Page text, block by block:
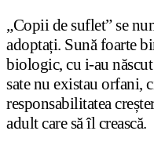
„Copii de suflet” se
adoptați. Sună foarte
biologic, cu i-au
sate nu existau orfani,
responsabilitatea
adult care să îl crească.